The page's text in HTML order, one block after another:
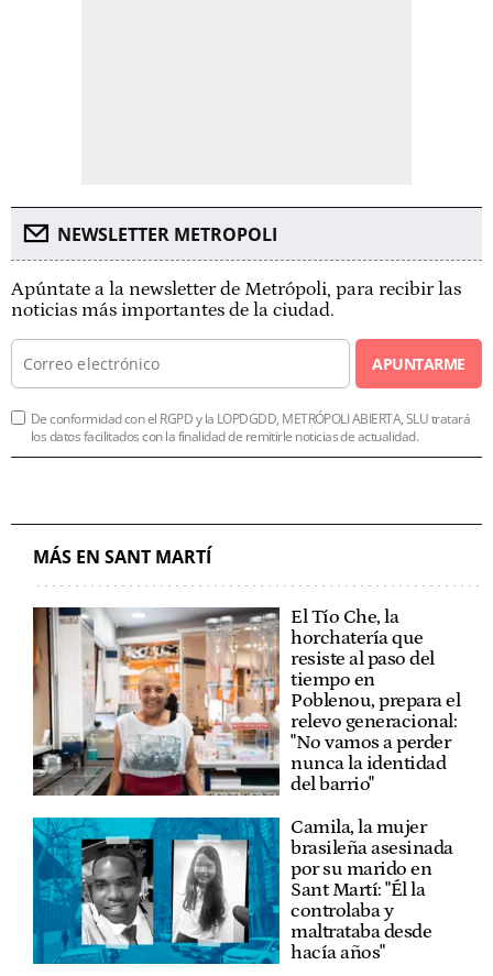
NEWSLETTER METROPOLI
Apúntate a la newsletter de Metrópoli, para recibir las
noticias más importantes de la ciudad.
APUNTARME
De conformidad con el RGPD y la LOPDGDD, METRÓPOLI ABIERTA, SLU tratará
los datos facilitados con la finalidad de remitirle noticias de actualidad.
MÁS EN SANT MARTÍ
El Tío Che, la
horchatería que
resiste al paso del
tiempo en
Poblenou, prepara el
relevo generacional:
"No vamos a perder
nunca la identidad
del barrio"
Camila, la mujer
brasileña asesinada
por su marido en
Sant Martí: "Él la
controlaba y
maltrataba desde
hacía años"